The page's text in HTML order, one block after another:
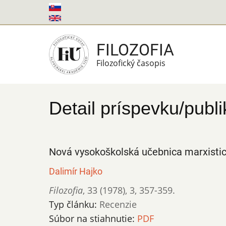
na
FILOZOFIA
Filozofický časopis
Detail príspevku/
Nová vysokoškolská učebnica
Dalimír Hajko
Filozofia, 33 (1978), 3, 357-359.
Typ článku: Recenzie
Súbor na stiahnutie: PDF